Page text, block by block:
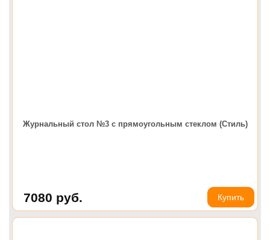
Журнальный стол №3 с прямоугольным стеклом (Стиль)
7080 руб. Купить